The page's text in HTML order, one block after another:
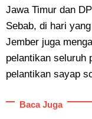
Jawa Timur dan
Sebab, di hari
Jember juga
pelantikan seluruh
pelantikan sayap
Baca Juga